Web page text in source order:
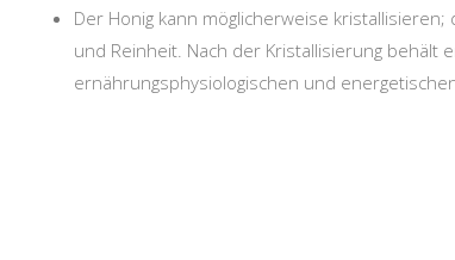
Der Honig kann möglicherweise
und Reinheit. Nach der Kristallisierung behält
ernährungsphysiologischen und